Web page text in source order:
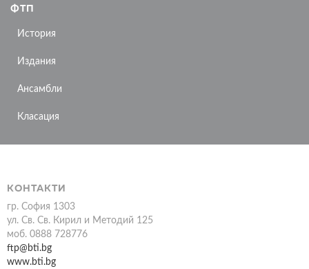
ФТП
История
Издания
Ансамбли
Класация
КОНТАКТИ
гр. София 1303
ул. Св. Св. Кирил и Методий 125
моб. 0888 728776
ftp@bti.bg
www.bti.bg